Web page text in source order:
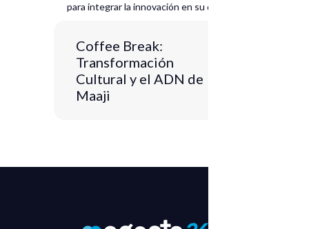
para integrar la innovación en su día a día.
Coffee Break:
Transformación
Cultural y el ADN de
Maaji
Talento y Tecnología enMaaji.
Inteligencia Artificial y la